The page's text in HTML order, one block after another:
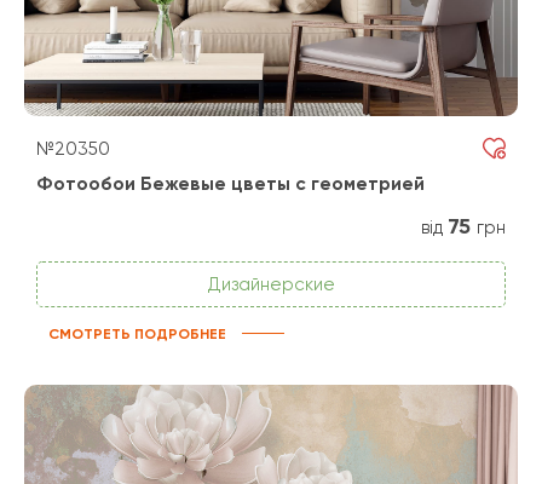
№20350
Фотообои Бежевые цветы с геометрией
від 75 грн
Дизайнерские
СМОТРЕТЬ ПОДРОБНЕЕ